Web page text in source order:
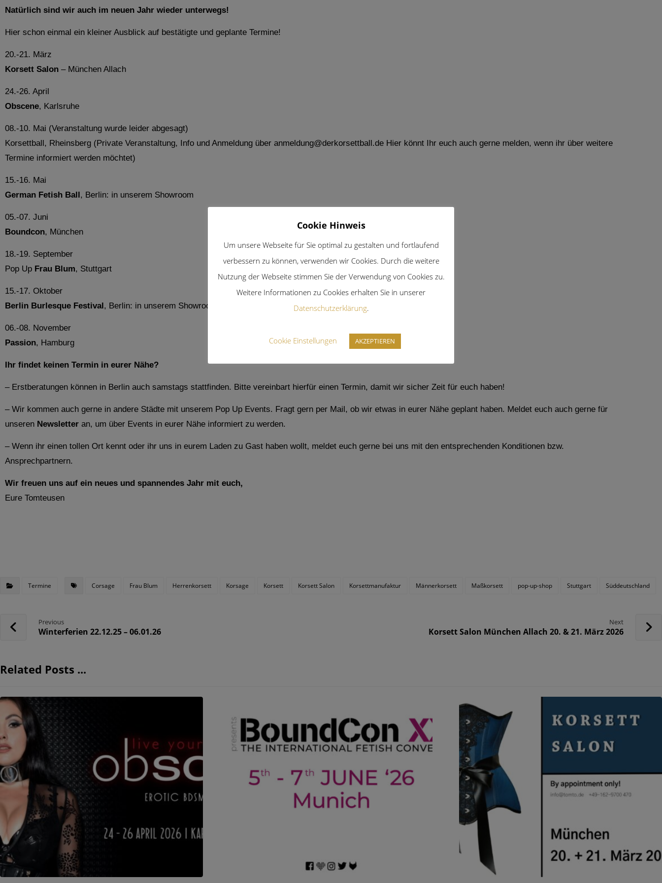
Natürlich sind wir auch im neuen Jahr wieder unterwegs!
Hier schon einmal ein kleiner Ausblick auf bestätigte und geplante Termine!
20.-21. März
Korsett Salon – München Allach
24.-26. April
Obscene, Karlsruhe
08.-10. Mai (Veranstaltung wurde leider abgesagt)
Korsettball, Rheinsberg (Private Veranstaltung, Info und Anmeldung über anmeldung@derkorsettball.de Hier könnt Ihr euch auch gerne melden, wenn ihr über weitere
Termine informiert werden möchtet)
15.-16. Mai
German Fetish Ball, Berlin: in unserem Showroom
05.-07. Juni
Boundcon, München
18.-19. September
Pop Up Frau Blum, Stuttgart
15.-17. Oktober
Berlin Burlesque Festival, Berlin: in unserem Showroom
06.-08. November
Passion, Hamburg
Ihr findet keinen Termin in eurer Nähe?
– Erstberatungen können in Berlin auch samstags stattfinden. Bitte vereinbart hierfür einen Termin, damit wir sicher Zeit für euch haben!
– Wir kommen auch gerne in andere Städte mit unserem Pop Up Events. Fragt gern per Mail, ob wir etwas in eurer Nähe geplant haben. Meldet euch auch gerne für
unseren Newsletter an, um über Events in eurer Nähe informiert zu werden.
– Wenn ihr einen tollen Ort kennt oder ihr uns in eurem Laden zu Gast haben wollt, meldet euch gerne bei uns mit den entsprechenden Konditionen bzw.
Ansprechpartnern.
Wir freuen uns auf ein neues und spannendes Jahr mit euch,
Eure Tomteusen
Termine Corsage Frau Blum Herrenkorsett Korsage Korsett Korsett Salon Korsettmanufaktur Männerkorsett Maßkorsett pop-up-shop Stuttgart Süddeutschland
Previous
Winterferien 22.12.25 – 06.01.26
Next
Korsett Salon München Allach 20. & 21. März 2026
Related Posts ...
Cookie Hinweis
Um unsere Webseite für Sie optimal zu gestalten und fortlaufend
verbessern zu können, verwenden wir Cookies. Durch die weitere
Nutzung der Webseite stimmen Sie der Verwendung von Cookies zu.
Weitere Informationen zu Cookies erhalten Sie in unserer
Datenschutzerklärung.
Cookie Einstellungen AKZEPTIEREN